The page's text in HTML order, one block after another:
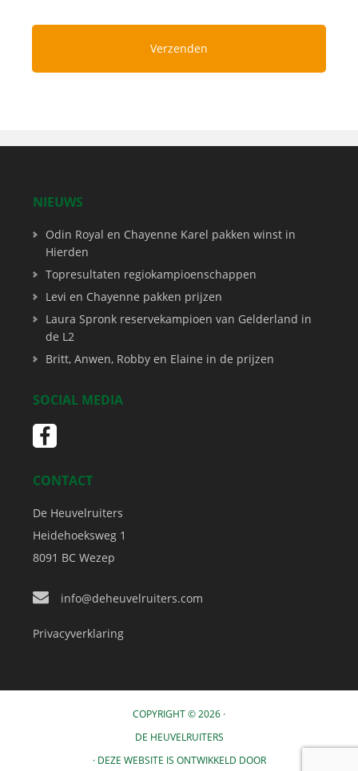
NIEUWS
Odin Royal en Chayenne Karel pakken winst in
Hierden
Topresultaten regiokampioenschappen
Levi en Chayenne pakken prijzen
Laura Spronk reservekampioen van Gelderland in
de L2
Britt, Anwen, Robby en Elaine in de prijzen
SOCIAL MEDIA
CONTACT
De Heuvelruiters
Heidehoeksweg 1
8091 BC Wezep
info@deheuvelruiters.com
Privacyverklaring
COPYRIGHT © 2026 ·
DE HEUVELRUITERS
· DEZE WEBSITE IS ONTWIKKELD DOOR